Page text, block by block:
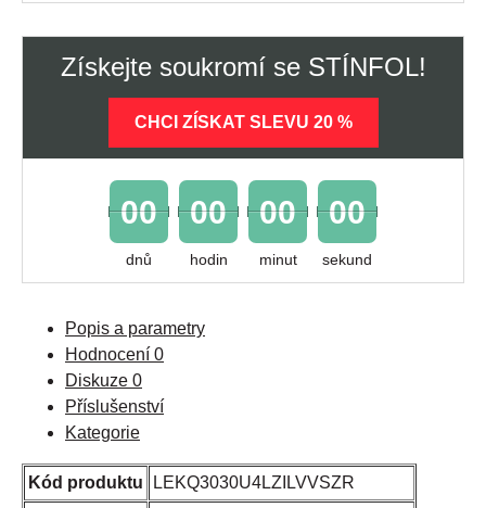
Získejte soukromí se STÍNFOL!
CHCI ZÍSKAT SLEVU 20 %
00
dnů
00
hodin
00
minut
00
sekund
Popis a parametry
Hodnocení 0
Diskuze 0
Příslušenství
Kategorie
Kód produktu LEKQ3030U4LZILVVSZR